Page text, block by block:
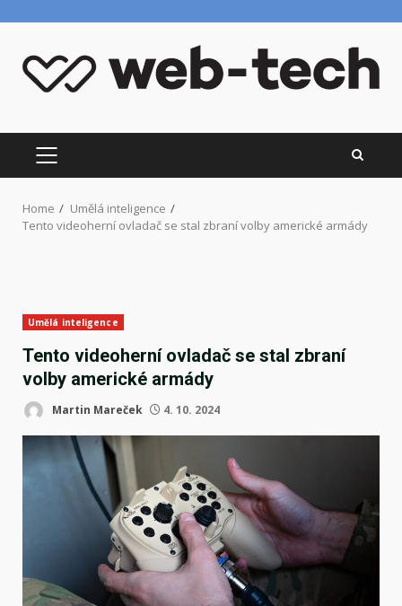
content
PRIMARY
MENU
Home
Umělá inteligence
Tento videoherní ovladač se stal zbraní volby americké armády
Umělá inteligence
Tento videoherní ovladač se stal zbraní
volby americké armády
Martin Mareček 4. 10. 2024